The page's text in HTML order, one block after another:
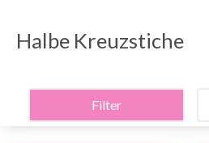
Halbe Kreuzstiche
Filter